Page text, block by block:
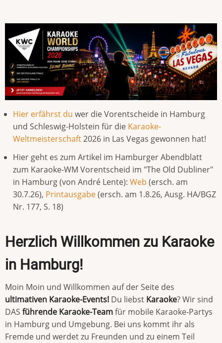
Hier erfährst du wer die Vorentscheide in Hamburg
und Schleswig-Holstein für die Karaoke-
Weltmeisterschaft2026 in Las Vegas gewonnen hat!
Hier geht es zum Artikel im Hamburger Abendblatt
zum Karaoke-WM Vorentscheid im "The Old Dubliner"
in Hamburg (von André Lente): Web (ersch. am
30.7.26), Printausgabe(ersch. am 1.8.26, Ausg. HA/BGZ
Nr. 177, S. 18)
Herzlich Willkommen zu Karaoke
in Hamburg!
Moin Moin und Willkommen auf der Seite des
ultimativen Karaoke-Events! Du liebst Karaoke? Wir sind
DAS führende Karaoke-Teamfür mobile Karaoke-Partys
in Hamburg und Umgebung. Bei uns kommt ihr als
Fremde und werdet zu Freunden und zu einem Teil